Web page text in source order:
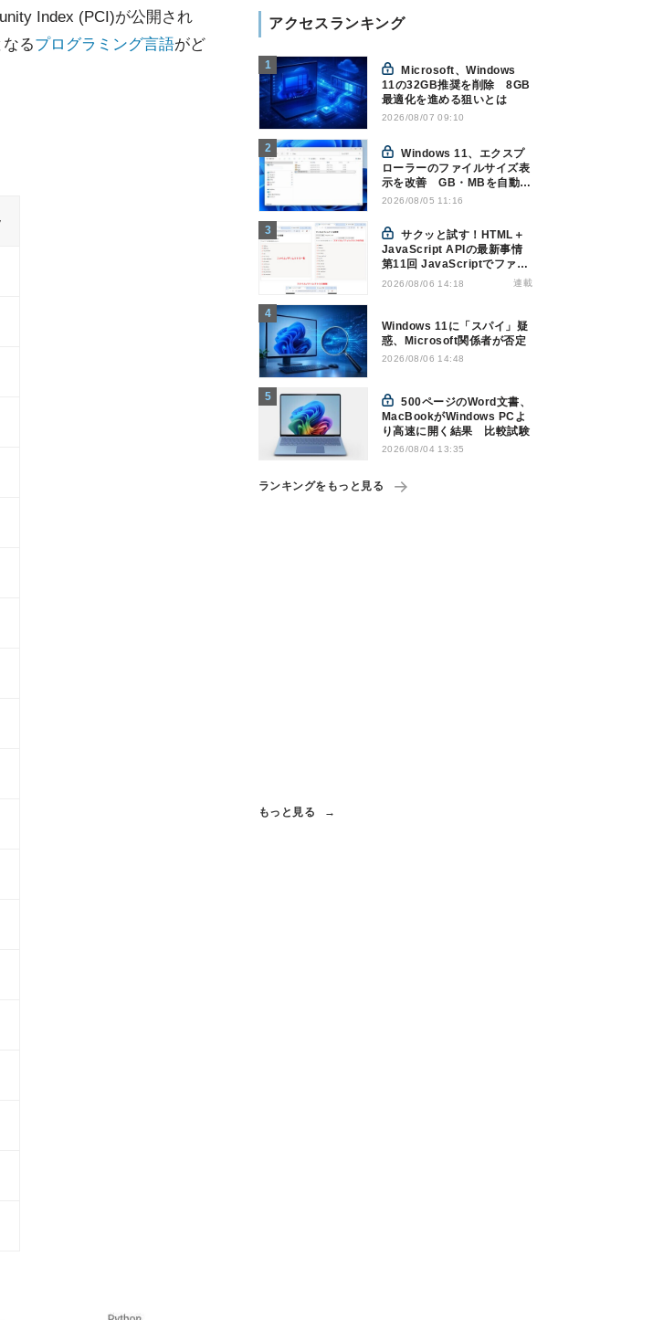
Index (PCI)が公開され
るプログラミング言語がど
アクセスランキング
11の32GB推奨を削除 8GB
最適化を進める狙いとは
2026/08/07 09:10
Windows 11、エクスプ
ローラーのファイルサイズ表
示を改善 GB・MBを自動表
示へ
2026/08/05 11:16
サクッと試す！HTML＋
JavaScript APIの最新事情
第11回 JavaScriptでファイ
ル管理！Origin Private File
2026/08/06 14:18 連載
Windows 11に「スパイ」疑
惑、Microsoft関係者が否定
2026/08/06 14:48
500ページのWord文書、
MacBookがWindows PCよ
り高速に開く結果 比較試験
2026/08/04 13:35
ランキングをもっと見る
もっと見る